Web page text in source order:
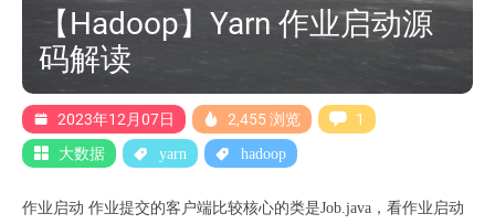
【Hadoop】Yarn 作业启动源
码解读
2023年12月07日 2,455 浏览 1
大数据 yarn hadoop
作业启动 作业提交的客户端比较核心的类是Job.java，看作业启动